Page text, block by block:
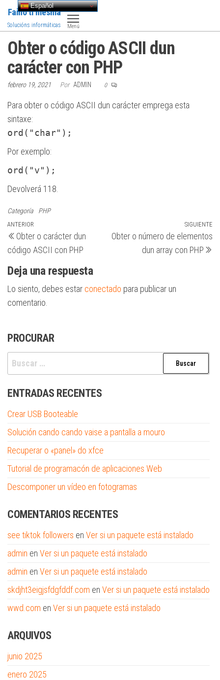
Saltar
contenido
Faino ti mesma
Solucións informáticas Menú
Obter o código ASCII dun
carácter con PHP
febrero 19, 2021 Por ADMIN 0
Para obter o código ASCII dun carácter emprega esta
sintaxe:
ord("char");
Por exemplo:
ord("v");
Devolverá 118.
Categoría PHP
Navegación
de
entradas
Entrada
anterior
ANTERIOR
Obter o carácter dun
código ASCII con PHP
SIGUIENTE
Obter o número de elementos
dun array con PHP
Deja una respuesta
Lo siento, debes estar conectado para publicar un
comentario.
PROCURAR
Buscar:
ENTRADAS RECENTES
Crear USB Booteable
Solución cando cando vaise a pantalla a mouro
Recuperar o «panel» do xfce
Tutorial de programacón de aplicaciones Web
Descomponer un vídeo en fotogramas
COMENTARIOS RECENTES
see tiktok followers en Ver si un paquete está instalado
admin en Ver si un paquete está instalado
admin en Ver si un paquete está instalado
skdjht3eigjsfdgfddf.com en Ver si un paquete está instalado
wwd.com en Ver si un paquete está instalado
ARQUIVOS
junio 2025
enero 2025
Español